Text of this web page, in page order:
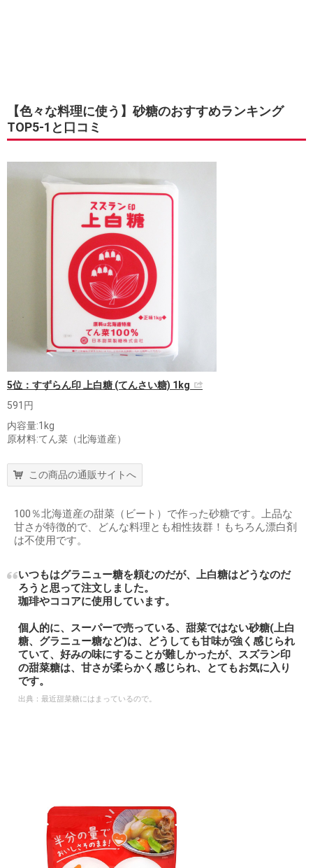
【色々な料理に使う】砂糖のおすすめランキング
TOP5-1と口コミ
5位：すずらん印 上白糖 (てんさい糖) 1kg
591円
内容量:1kg
原材料:てん菜（北海道産）
この商品の通販サイトへ
100％北海道産の甜菜（ビート）で作った砂糖です。上品な
甘さが特徴的で、どんな料理とも相性抜群！もちろん漂白剤
は不使用です。
いつもはグラニュー糖を頼むのだが、上白糖はどうなのだ
ろうと思って注文しました。
珈琲やココアに使用しています。
個人的に、スーパーで売っている、甜菜ではない砂糖(上白
糖、グラニュー糖など)は、どうしても甘味が強く感じられ
ていて、好みの味にすることが難しかったが、スズラン印
の甜菜糖は、甘さが柔らかく感じられ、とてもお気に入り
です。
出典： 最近甜菜糖にはまっているので。